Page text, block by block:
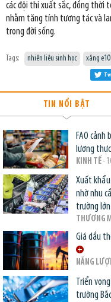
các đội thi xuất sắc, đồng thời
nhằm tăng tính tương tác và
trong đời sống.
Tags: nhiên liệu sinh học xăng e10
TIN NỔI BẬT
FAO
lương thực
KINH TẾ-
Xuất
nhờ nhu
trường lớn
THƯƠNG
Giá dầu
NĂNG
Triển
trường Bắc